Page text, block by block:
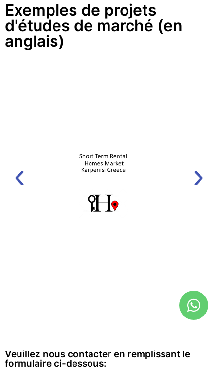
Exemples de projets
d'études de marché (en
anglais)
Veuillez nous contacter en remplissant le
formulaire ci-dessous: